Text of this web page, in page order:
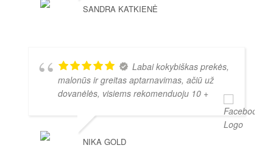
SANDRA KATKIENĖ
Labai kokybiškas prekės,
malonūs ir greitas aptarnavimas, ačiū už
dovanėlės, visiems rekomenduoju 10 +
NIKA GOLD